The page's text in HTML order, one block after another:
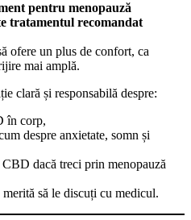
pentru menopauză
tratamentul recomandat
ofere un plus de confort, ca
mai amplă.
clară și responsabilă despre:
în corp,
despre anxietate, somn și
dacă treci prin menopauză
să le discuți cu medicul.